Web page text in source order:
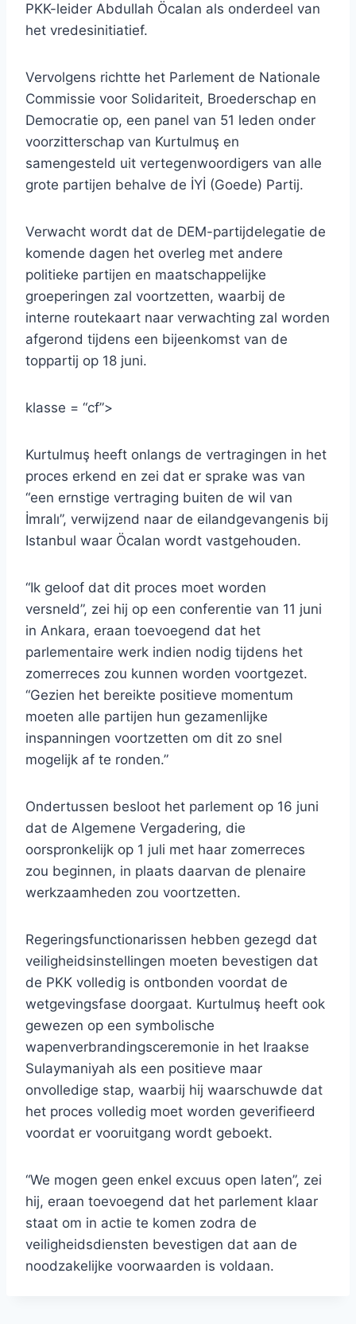
PKK-leider Abdullah Öcalan als onderdeel van
het vredesinitiatief.
Vervolgens richtte het Parlement de Nationale
Commissie voor Solidariteit, Broederschap en
Democratie op, een panel van 51 leden onder
voorzitterschap van Kurtulmuş en
samengesteld uit vertegenwoordigers van alle
grote partijen behalve de İYİ (Goede) Partij.
Verwacht wordt dat de DEM-partijdelegatie de
komende dagen het overleg met andere
politieke partijen en maatschappelijke
groeperingen zal voortzetten, waarbij de
interne routekaart naar verwachting zal worden
afgerond tijdens een bijeenkomst van de
toppartij op 18 juni.
klasse = “cf”>
Kurtulmuş heeft onlangs de vertragingen in het
proces erkend en zei dat er sprake was van
“een ernstige vertraging buiten de wil van
İmralı”, verwijzend naar de eilandgevangenis bij
Istanbul waar Öcalan wordt vastgehouden.
“Ik geloof dat dit proces moet worden
versneld”, zei hij op een conferentie van 11 juni
in Ankara, eraan toevoegend dat het
parlementaire werk indien nodig tijdens het
zomerreces zou kunnen worden voortgezet.
“Gezien het bereikte positieve momentum
moeten alle partijen hun gezamenlijke
inspanningen voortzetten om dit zo snel
mogelijk af te ronden.”
Ondertussen besloot het parlement op 16 juni
dat de Algemene Vergadering, die
oorspronkelijk op 1 juli met haar zomerreces
zou beginnen, in plaats daarvan de plenaire
werkzaamheden zou voortzetten.
Regeringsfunctionarissen hebben gezegd dat
veiligheidsinstellingen moeten bevestigen dat
de PKK volledig is ontbonden voordat de
wetgevingsfase doorgaat. Kurtulmuş heeft ook
gewezen op een symbolische
wapenverbrandingsceremonie in het Iraakse
Sulaymaniyah als een positieve maar
onvolledige stap, waarbij hij waarschuwde dat
het proces volledig moet worden geverifieerd
voordat er vooruitgang wordt geboekt.
“We mogen geen enkel excuus open laten”, zei
hij, eraan toevoegend dat het parlement klaar
staat om in actie te komen zodra de
veiligheidsdiensten bevestigen dat aan de
noodzakelijke voorwaarden is voldaan.